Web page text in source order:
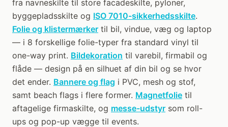
fra navneskilte til store facadeskilte, pyloner,
byggepladsskilte og ISO 7010-sikkerhedsskilte.
Folie og klistermærker til bil, vindue, væg og laptop
— i 8 forskellige folie-typer fra standard vinyl til
one-way print. Bildekoration til varebil, firmabil og
flåde — design på en silhuet af din bil og se hvor
det ender. Bannere og flag i PVC, mesh og stof,
samt beach flags i flere former. Magnetfolie til
aftagelige firmaskilte, og messe-udstyr som roll-
ups og pop-up vægge til events.